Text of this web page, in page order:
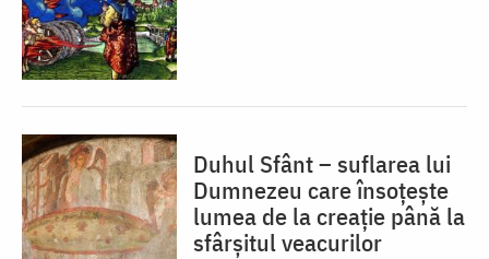
Duhul Sfânt – suflarea lui
Dumnezeu care însoțește
lumea de la creație până la
sfârșitul veacurilor